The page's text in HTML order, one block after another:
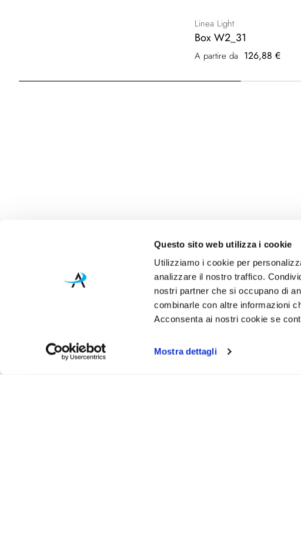
Questo sito web utilizza i cookie
Utilizziamo i cookie per
analizzare il nostro traffico.
nostri partner che si occupano di
combinarle con altre informazioni
Acconsenta ai nostri cookie se
Mostra dettagli
Linea Light
Box W2_31
A partire da 126,88 €